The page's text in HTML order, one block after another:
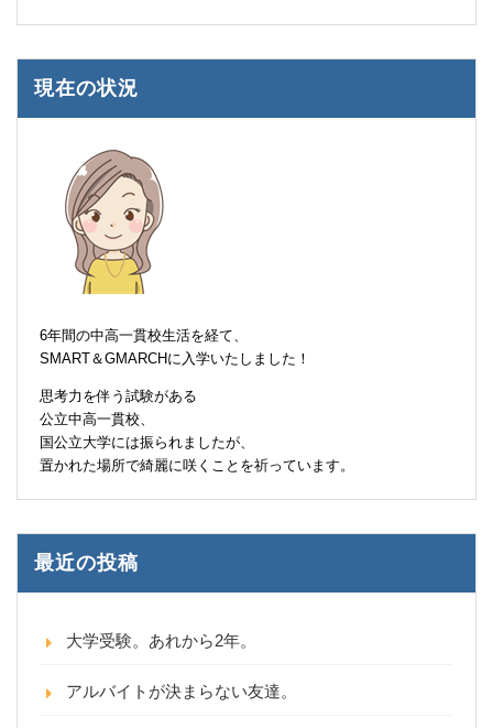
現在の状況
6年間の中高一貫校生活を経て、
SMART＆GMARCHに入学いたしました！
思考力を伴う試験がある
公立中高一貫校、
国公立大学には振られましたが、
置かれた場所で綺麗に咲くことを祈っています。
最近の投稿
大学受験。あれから2年。
アルバイトが決まらない友達。